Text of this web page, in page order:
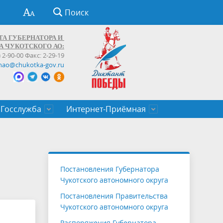
Поиск
ГУБЕРНАТОРА И
ЧУКОТСКОГО АО:
2-90-00 Факс: 2-29-19
gov.ru
Госслужба
служащих Чукотского автономного
Интернет-Приёмная
Постановления Губернатора
Чукотского автономного округа
Постановления Правительства
Чукотского автономного округа